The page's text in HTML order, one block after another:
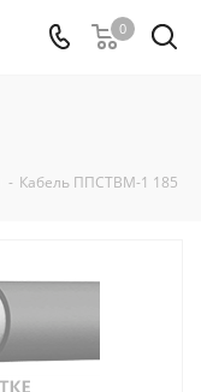
0
- Кабель ППСТВМ-1 185